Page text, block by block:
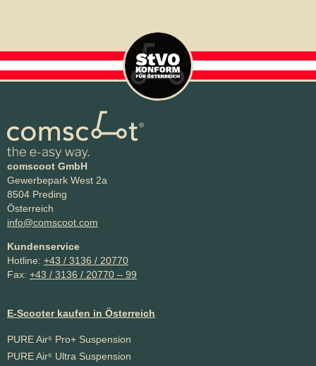
comscoot GmbH
Gewerbepark West 2a
8504 Preding
Österreich
info@comscoot.com
Kundenservice
Hotline: +43 / 3136 / 20770
Fax: +43 / 3136 / 20770 – 99
E-Scooter kaufen in Österreich
PURE Air⁶ Pro+ Suspension
PURE Air⁶ Ultra Suspension